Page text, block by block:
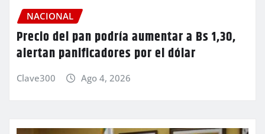
NACIONAL
Precio del pan podría aumentar a Bs 1,30,
alertan panificadores por el dólar
Clave300 Ago 4, 2026